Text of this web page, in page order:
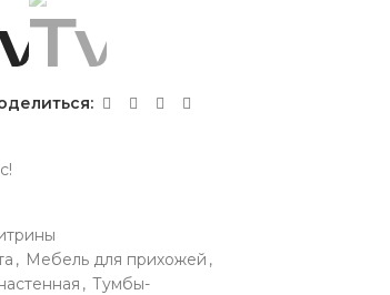
, Мебель для прихожей ,
, Тумбы-